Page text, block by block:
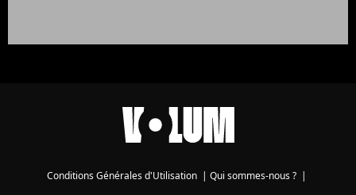
Conditions Générales d'Utilisation | Qui sommes-nous ? |